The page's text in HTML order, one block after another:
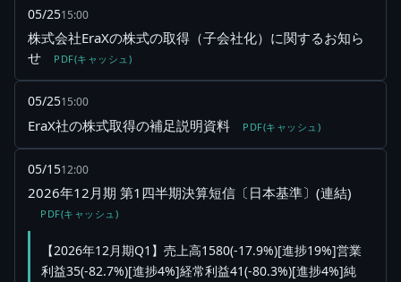
05/2515:00
株式会社EraXの株式の取得（子会社化）に関するお知ら
せ
PDF(キャッシュ)
05/2515:00
EraX社の株式取得の補足説明資料 PDF(キャッシュ)
05/1512:00
2026年12月期 第1四半期決算短信〔日本基準〕(連結)
PDF(キャッシュ)
【2026年12月期Q1】売上高1580(-17.9%)[進捗19%]営業
利益35(-82.7%)[進捗4%]経常利益41(-80.3%)[進捗4%]純